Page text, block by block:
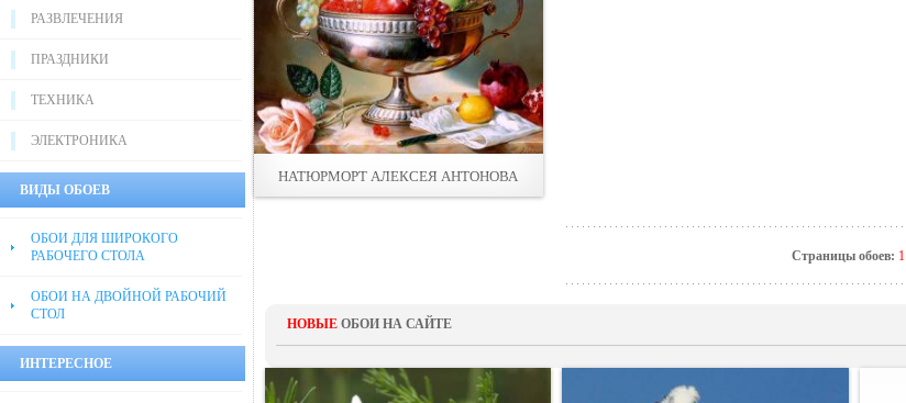
РАЗВЛЕЧЕНИЯ
ПРАЗДНИКИ
ТЕХНИКА
ЭЛЕКТРОНИКА
ВИДЫ ОБОЕВ
ОБОИ ДЛЯ ШИРОКОГО
РАБОЧЕГО СТОЛА
ОБОИ НА ДВОЙНОЙ РАБОЧИЙ
СТОЛ
ИНТЕРЕСНОЕ
НАТЮРМОРТ АЛЕКСЕЯ АНТОНОВА
Страницы обоев: 1
НОВЫЕ ОБОИ НА САЙТЕ